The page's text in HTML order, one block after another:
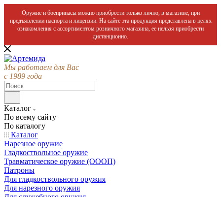
Оружие и боеприпасы можно приобрести только лично, в магазине, при
предъявлении паспорта и лицензии. На сайте эта продукция представлена в целях
ознакомления с ассортиментом розничного магазина, ее нельзя приобрести
дистанционно.
Мы работаем для Вас
с 1989 года
Каталог
По всему сайту
По каталогу
Каталог
Нарезное оружие
Гладкоствольное оружие
Травматическое оружие (ОООП)
Патроны
Для гладкоствольного оружия
Для нарезного оружия